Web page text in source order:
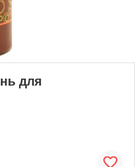
для